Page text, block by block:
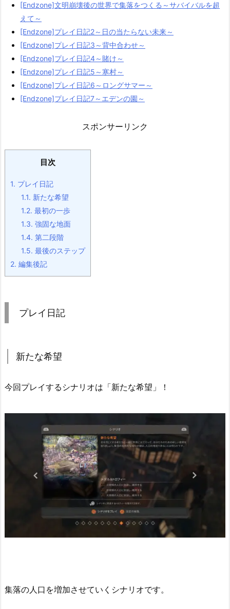
[Endzone]文明崩壊後の世界で集落をつくる～サバイバルを超
えて～
[Endzone]プレイ日記2～日の当たらない未来～
[Endzone]プレイ日記3～背中合わせ～
[Endzone]プレイ日記4～賭け～
[Endzone]プレイ日記5～寒村～
[Endzone]プレイ日記6～ロングサマー～
[Endzone]プレイ日記7～エデンの園～
スポンサーリンク
目次
1. プレイ日記
1.1. 新たな希望
1.2. 最初の一歩
1.3. 強固な地面
1.4. 第二段階
1.5. 最後のステップ
2. 編集後記
プレイ日記
新たな希望
今回プレイするシナリオは「新たな希望」！
集落の人口を増加させていくシナリオです。